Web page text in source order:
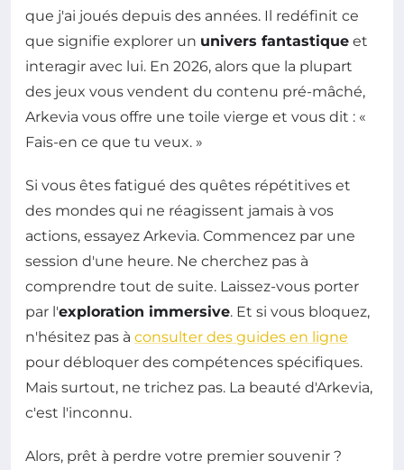
que j'ai joués depuis des années. Il redéfinit ce
que signifie explorer un univers fantastique et
interagir avec lui. En 2026, alors que la plupart
des jeux vous vendent du contenu pré-mâché,
Arkevia vous offre une toile vierge et vous dit : «
Fais-en ce que tu veux. »
Si vous êtes fatigué des quêtes répétitives et
des mondes qui ne réagissent jamais à vos
actions, essayez Arkevia. Commencez par une
session d'une heure. Ne cherchez pas à
comprendre tout de suite. Laissez-vous porter
par l'exploration immersive. Et si vous bloquez,
n'hésitez pas à consulter des guides en ligne
pour débloquer des compétences spécifiques.
Mais surtout, ne trichez pas. La beauté d'Arkevia,
c'est l'inconnu.
Alors, prêt à perdre votre premier souvenir ?